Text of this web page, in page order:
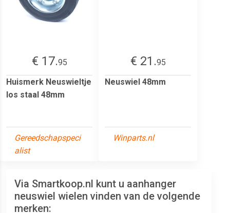
€ 17.95
Huismerk Neuswieltje
los staal 48mm
Gereedschapspeci
alist
€ 21.95
Neuswiel 48mm
Winparts.nl
Via Smartkoop.nl kunt u aanhanger
neuswiel wielen vinden van de volgende
merken: